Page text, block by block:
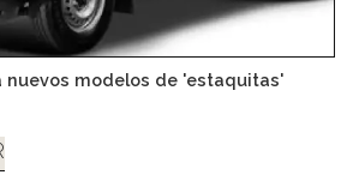
nuevos modelos de 'estaquitas'